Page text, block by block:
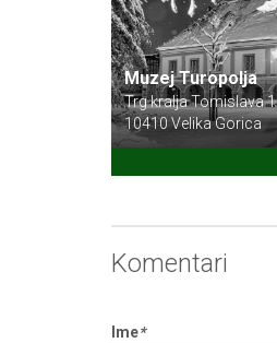
Muzej Turopolja
Trg kralja Tomislava 1
10410 Velika Gorica
Komentari
Ime*